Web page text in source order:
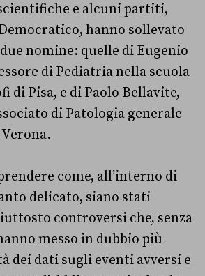
e alcuni partiti,
hanno sollevato
nomine: quelle di Eugenio
di Pediatria nella scuola
di Pisa, e di Paolo Bellavite,
di Patologia generale
come, all’interno di
delicato, siano stati
controversi che, senza
messo in dubbio più
dei dati sugli eventi avversi e